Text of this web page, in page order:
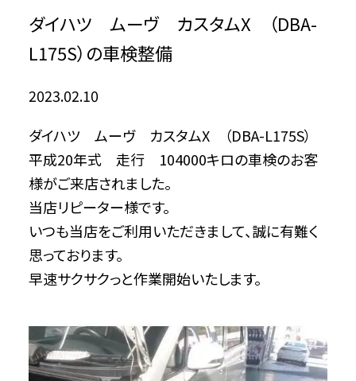
ダイハツ ムーヴ カスタムX （DBA-
L175S）の車検整備
2023.02.10
ダイハツ ムーヴ カスタムX （DBA-L175S）
平成20年式 走行 104000キロの車検のお客
様がご来店されました。
当店リピーター様です。
いつも当店をご利用いただきまして、誠に有難く
思っております。
早速サクサクっと作業開始いたします。